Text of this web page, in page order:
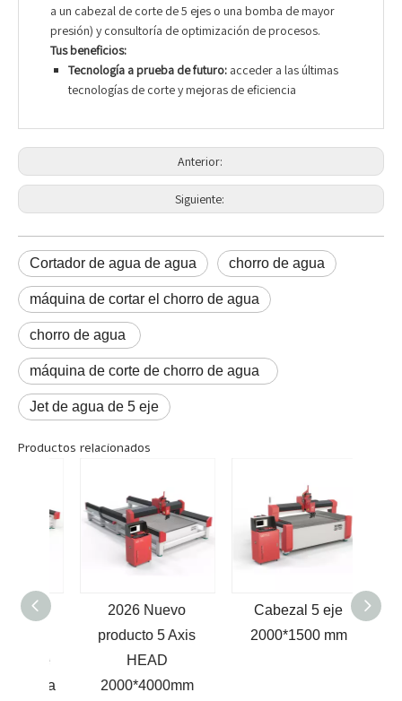
a un cabezal de corte de 5 ejes o una bomba de mayor
presión) y consultoría de optimización de procesos.
Tus beneficios:
Tecnología a prueba de futuro: acceder a las últimas
tecnologías de corte y mejoras de eficiencia
Anterior:
Siguiente:
Cortador de agua de agua chorro de agua
máquina de cortar el chorro de agua
chorro de agua
máquina de corte de chorro de agua
Jet de agua de 5 eje
Productos relacionados
2026 Nuevo
producto 5 Axis
HEAD
2000*4000mm
Cabezal 5 eje
2000*1500 mm